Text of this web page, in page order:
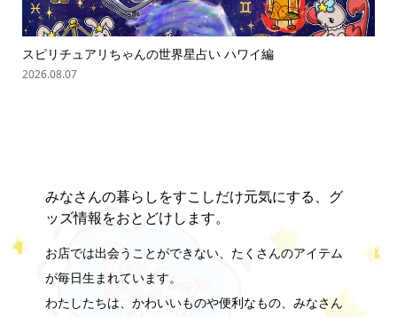
スピリチュアリちゃんの世界星占い ハワイ編
2026.08.07
みなさんの暮らしをすこしだけ元気にする、グ
ッズ情報をおとどけします。
お店では出会うことができない、たくさんのアイテム
が毎日生まれています。
わたしたちは、かわいいものや便利なもの、みなさん